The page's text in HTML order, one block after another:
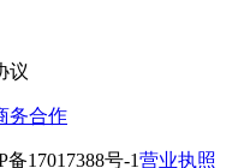
议
务合作
备17017388号-1营业执照